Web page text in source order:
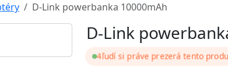
D-Link powerbanka 10000mAh
D-Link
4ľudí si práve prezerá tento